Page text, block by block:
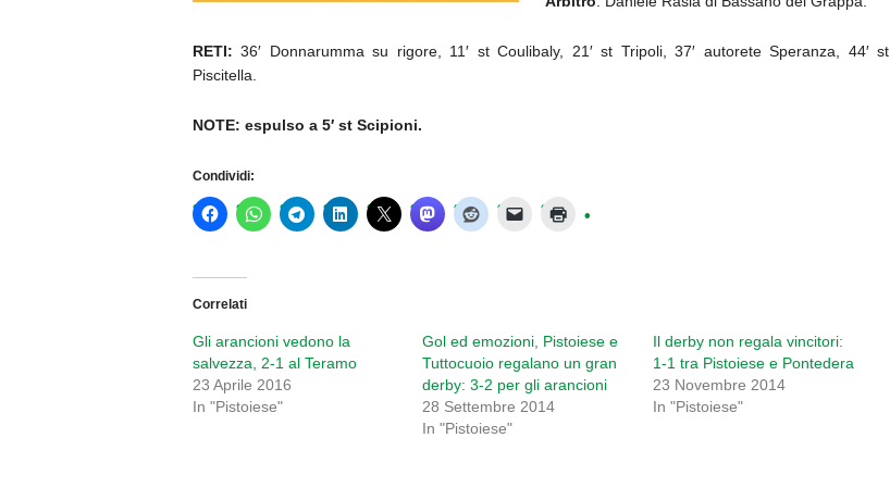
RETI: 36′ Donnarumma su rigore, 11′ st Coulibaly, 21′ st Tripoli, 37′ autorete Speranza, 44′ st
Piscitella.
NOTE: espulso a 5′ st Scipioni.
Condividi:
Correlati
Gli arancioni vedono la
salvezza, 2-1 al Teramo
23 Aprile 2016
In "Pistoiese"
Gol ed emozioni, Pistoiese e
Tuttocuoio regalano un gran
derby: 3-2 per gli arancioni
28 Settembre 2014
In "Pistoiese"
Il derby non regala vincitori:
1-1 tra Pistoiese e Pontedera
23 Novembre 2014
In "Pistoiese"